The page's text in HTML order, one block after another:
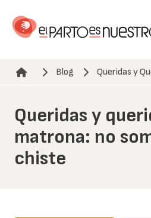
contenido
Ruta de navegación
Blog Queridas y
Queridas y
matrona: no
chiste